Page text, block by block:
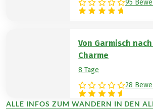
95
Von Garmisch
Charme
8 Tage
28
ALLE INFOS ZUM WANDERN IN DEN